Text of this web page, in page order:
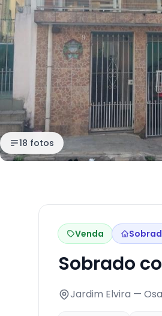
18 fotos
Venda
Sobrado
Jardim Elvira —